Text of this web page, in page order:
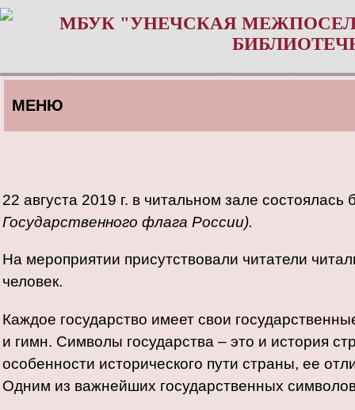
МБУК "УНЕЧСКАЯ
МЕНЮ
22 августа 2019 г. в читальном зале состоялась
Государственного флага России).
На мероприятии присутствовали читатели
человек.
Каждое государство имеет свои
и гимн. Символы государства – это и история
особенности исторического пути страны, ее
Одним из важнейших государственных